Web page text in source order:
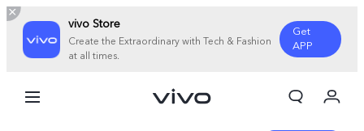
vivo Store
Create the Extraordinary with Tech & Fashion
at all times.
Get
APP
Keranjang